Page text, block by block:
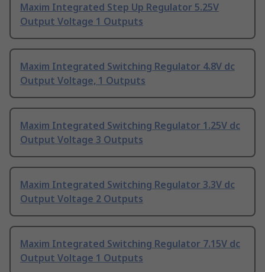
Maxim Integrated Step Up Regulator 5.25V
Output Voltage 1 Outputs
Maxim Integrated Switching Regulator 4.8V dc
Output Voltage, 1 Outputs
Maxim Integrated Switching Regulator 1.25V dc
Output Voltage 3 Outputs
Maxim Integrated Switching Regulator 3.3V dc
Output Voltage 2 Outputs
Maxim Integrated Switching Regulator 7.15V dc
Output Voltage 1 Outputs